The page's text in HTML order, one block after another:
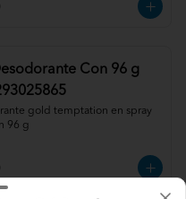
gold temptation en spray
96 g